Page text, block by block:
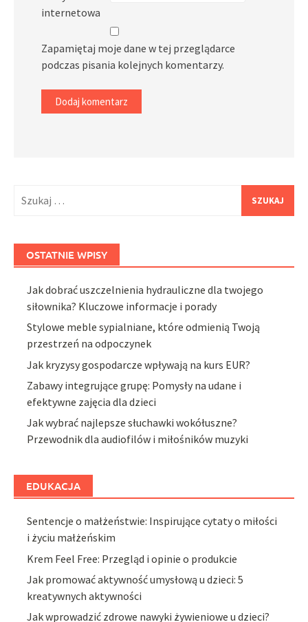
internetowa
Zapamiętaj moje dane w tej przeglądarce
podczas pisania kolejnych komentarzy.
OSTATNIE WPISY
Jak dobrać uszczelnienia hydrauliczne dla twojego
siłownika? Kluczowe informacje i porady
Stylowe meble sypialniane, które odmienią Twoją
przestrzeń na odpoczynek
Jak kryzysy gospodarcze wpływają na kurs EUR?
Zabawy integrujące grupę: Pomysły na udane i
efektywne zajęcia dla dzieci
Jak wybrać najlepsze słuchawki wokółuszne?
Przewodnik dla audiofilów i miłośników muzyki
EDUKACJA
Sentencje o małżeństwie: Inspirujące cytaty o miłości
i życiu małżeńskim
Krem Feel Free: Przegląd i opinie o produkcie
Jak promować aktywność umysłową u dzieci: 5
kreatywnych aktywności
Jak wprowadzić zdrowe nawyki żywieniowe u dzieci?